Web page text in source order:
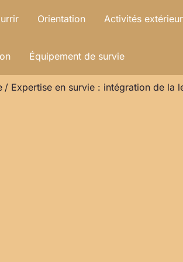
Orientation Activités
Équipement de survie
Expertise en survie : intégration de la